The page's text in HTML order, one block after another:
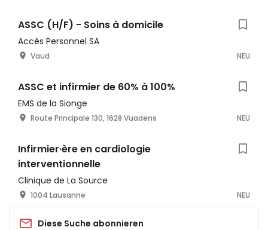
ASSC (H/F) - Soins à domicile
Accès Personnel SA
Vaud NEU
ASSC et infirmier de 60% à 100%
EMS de la Sionge
Route Principale 130, 1628 Vuadens NEU
Infirmier·ère en cardiologie
interventionnelle
Clinique de La Source
1004 Lausanne NEU
Diese Suche abonnieren